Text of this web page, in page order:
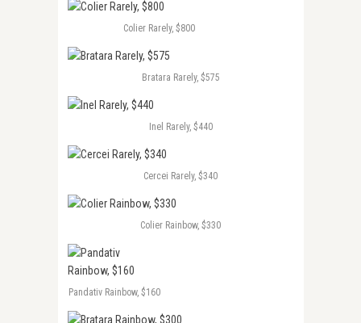
Colier Rarely, $800
Bratara Rarely, $575
Inel Rarely, $440
Cercei Rarely, $340
Colier Rainbow, $330
Pandativ Rainbow, $160